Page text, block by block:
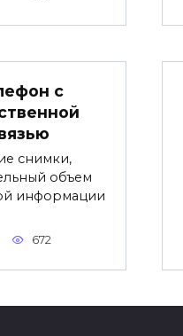
с
снимки,
объем
информации
672